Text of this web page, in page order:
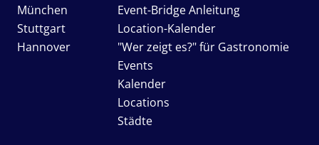
München
Stuttgart
Hannover
Event-Bridge Anleitung
Location-Kalender
"Wer zeigt es?" für Gastronomie
Events
Kalender
Locations
Städte